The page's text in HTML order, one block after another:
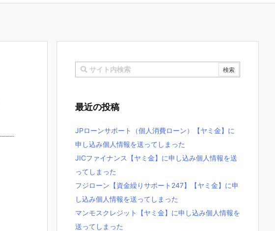
最近の投稿
JPローンサポート（個人消費ローン）【ヤミ金】に
申し込み個人情報を送ってしまった
JICファイナンス【ヤミ金】に申し込み個人情報を送
ってしまった
フジローン【資金繰りサポート247】【ヤミ金】に申
し込み個人情報を送ってしまった
マンモスクレジット【ヤミ金】に申し込み個人情報を
送ってしまった